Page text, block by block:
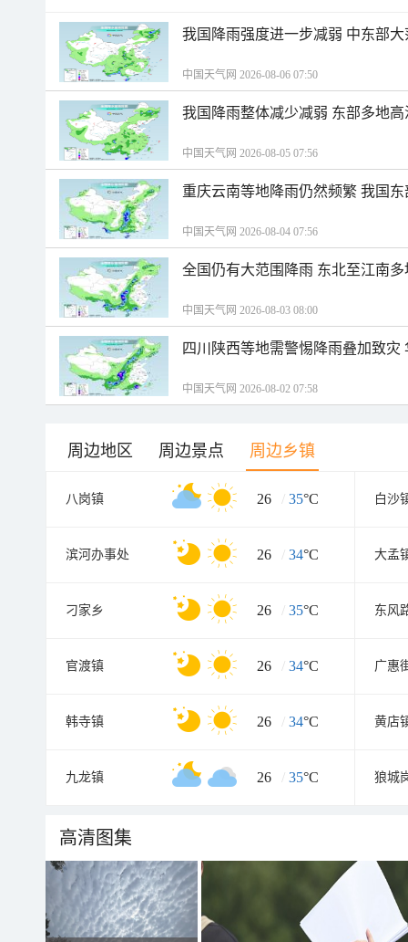
我国降雨强度进一步减弱 中东部
中国天气网 2026-08-06 07:50
我国降雨整体减少减弱 东部多地
中国天气网 2026-08-05 07:56
重庆云南等地降雨仍然频繁 我国
中国天气网 2026-08-04 07:56
全国仍有大范围降雨 东北至江南
中国天气网 2026-08-03 08:00
四川陕西等地需警惕降雨叠加致
中国天气网 2026-08-02 07:58
周边地区 周边景点 周边乡镇
八岗镇 26 / 35°C 白沙
滨河办事处 26 / 34°C 大孟
刁家乡 26 / 35°C 东风
官渡镇 26 / 34°C 广惠
韩寺镇 26 / 34°C 黄店
九龙镇 26 / 35°C 狼城
高清图集